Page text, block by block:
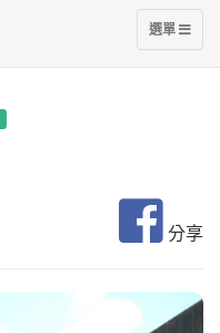
展
開
選
選單
分享